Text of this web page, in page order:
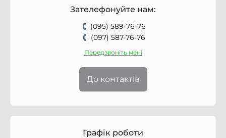
Зателефонуйте нам:
(095) 589-76-76
(097) 587-76-76
Передзвоніть мені
До контактів
Графік роботи